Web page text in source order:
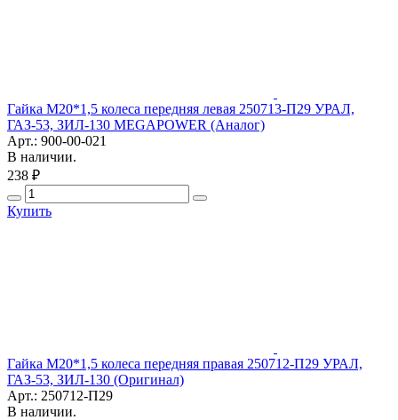
Гайка М20*1,5 колеса передняя левая 250713-П29 УРАЛ,
ГАЗ-53, ЗИЛ-130 MEGAPOWER (Аналог)
Арт.: 900-00-021
В наличии.
238 ₽
Купить
Гайка М20*1,5 колеса передняя правая 250712-П29 УРАЛ,
ГАЗ-53, ЗИЛ-130 (Оригинал)
Арт.: 250712-П29
В наличии.